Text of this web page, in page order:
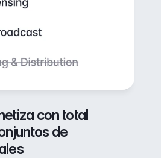
con total
de